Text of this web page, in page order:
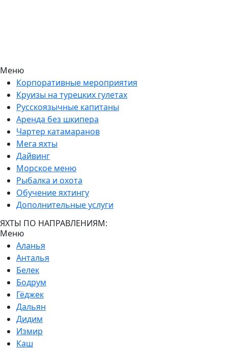
Меню
Корпоративные мероприятия
Круизы на турецких гулетах
Русскоязычные капитаны
Аренда без шкипера
Чартер катамаранов
Мега яхты
Дайвинг
Морское меню
Рыбалка и охота
Обучение яхтингу
Дополнительные услуги
ЯХТЫ ПО НАПРАВЛЕНИЯМ:
Меню
Аланья
Анталья
Белек
Бодрум
Гёджек
Дальян
Дидим
Измир
Каш